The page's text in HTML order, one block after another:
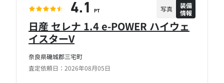
奈良県磯城郡三宅町
査定依頼日：2026年08月05日
日産 セレナ 1.4 e-POWER ハイウェ
イスターV
4.1 PT 写真
装備
情報